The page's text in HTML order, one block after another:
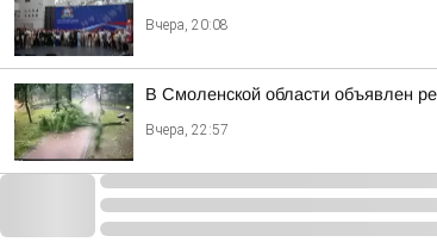
Вчера, 20:08
В Смоленской области объявлен
Вчера, 22:57